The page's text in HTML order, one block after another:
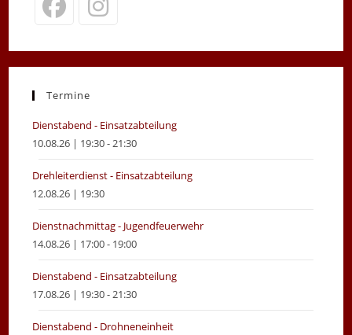
in
new
in
new
Termine
Dienstabend - Einsatzabteilung
10.08.26 | 19:30 - 21:30
Drehleiterdienst - Einsatzabteilung
12.08.26 | 19:30
Dienstnachmittag - Jugendfeuerwehr
14.08.26 | 17:00 - 19:00
Dienstabend - Einsatzabteilung
17.08.26 | 19:30 - 21:30
Dienstabend - Drohneneinheit